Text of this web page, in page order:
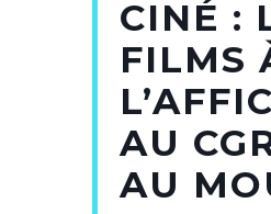
CINÉ :
FILMS
AU
AU